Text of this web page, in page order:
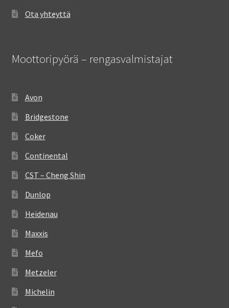
Ota yhteyttä
Moottoripyörä – rengasvalmistajat
Avon
Bridgestone
Coker
Continental
CST – Cheng Shin
Dunlop
Heidenau
Maxxis
Mefo
Metzeler
Michelin